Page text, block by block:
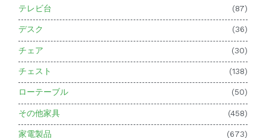
テレビ台 (87)
デスク (36)
チェア (30)
チェスト (138)
ローテーブル (50)
その他家具 (458)
家電製品 (673)